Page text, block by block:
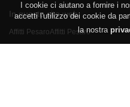
In questo sito web
Affitti PesaroAffitti Pesaro
I cookie ci aiutano a fornire i
accetti l'utilizzo dei cookie da
la nostra